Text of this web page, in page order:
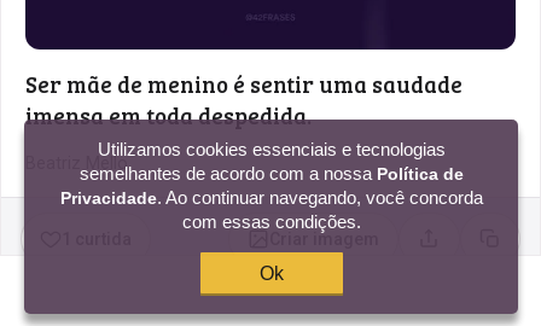
Ser mãe de menino é sentir uma saudade
imensa em toda despedida.
Beatriz Mello
Criar imagem Compartilhar
Copiar
Utilizamos cookies essenciais e tecnologias
semelhantes de acordo com a nossa Política de
Privacidade. Ao continuar navegando, você concorda
com essas condições.
Ok